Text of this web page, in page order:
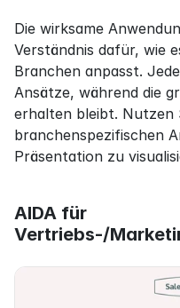
Die wirksame
Verständnis dafür, wie
Branchen anpasst.
Ansätze, während die
erhalten bleibt. Nutzen
branchenspezifischen
Präsentation zu
AIDA für
Vertriebs-/